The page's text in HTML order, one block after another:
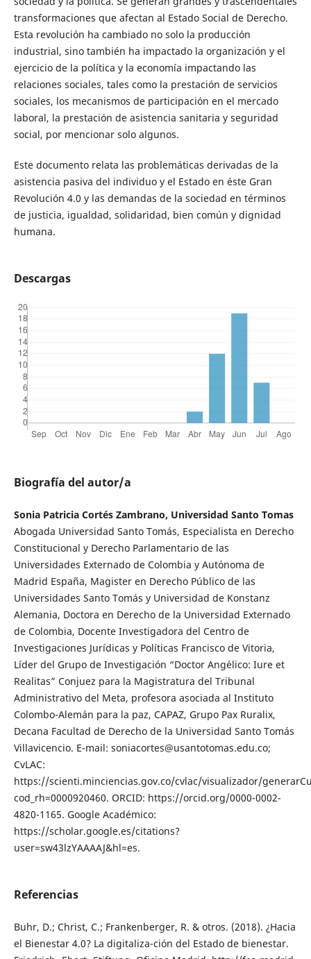
transformaciones que afectan al Estado Social de Derecho.
Esta revolución ha cambiado no solo la producción
industrial, sino también ha impactado la organización y el
ejercicio de la política y la economía impactando las
relaciones sociales, tales como la prestación de servicios
sociales, los mecanismos de participación en el mercado
laboral, la prestación de asistencia sanitaria y seguridad
social, por mencionar solo algunos.
Este documento relata las problemáticas derivadas de la
asistencia pasiva del individuo y el Estado en éste Gran
Revolución 4.0 y las demandas de la sociedad en términos
de justicia, igualdad, solidaridad, bien común y dignidad
humana.
Descargas
Biografía del autor/a
Sonia Patricia Cortés Zambrano, Universidad Santo Tomas
Abogada Universidad Santo Tomás, Especialista en Derecho
Constitucional y Derecho Parlamentario de las
Universidades Externado de Colombia y Autónoma de
Madrid España, Magister en Derecho Público de las
Universidades Santo Tomás y Universidad de Konstanz
Alemania, Doctora en Derecho de la Universidad Externado
de Colombia, Docente Investigadora del Centro de
Investigaciones Jurídicas y Políticas Francisco de Vitoria,
Líder del Grupo de Investigación “Doctor Angélico: Iure et
Realitas” Conjuez para la Magistratura del Tribunal
Administrativo del Meta, profesora asociada al Instituto
Colombo-Alemán para la paz, CAPAZ, Grupo Pax Ruralix,
Decana Facultad de Derecho de la Universidad Santo Tomás
Villavicencio. E-mail: soniacortes@usantotomas.edu.co;
CvLAC:
https://scienti.minciencias.gov.co/cvlac/visualizador/
cod_rh=0000920460. ORCID: https://orcid.org/0000-0002-
4820-1165. Google Académico:
https://scholar.google.es/citations?
user=sw43lzYAAAAJ&hl=es.
Referencias
Buhr, D.; Christ, C.; Frankenberger, R. & otros. (2018). ¿Hacia
el Bienestar 4.0? La digitaliza-ción del Estado de bienestar.